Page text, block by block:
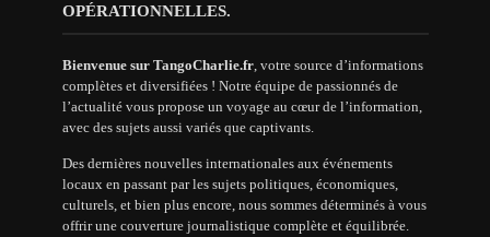
OPÉRATIONNELLES.
Bienvenue sur TangoCharlie.fr, votre source d’informations
complètes et diversifiées ! Notre équipe de passionnés de
l’actualité vous propose un voyage au cœur de l’information,
avec des sujets aussi variés que captivants.
Des dernières nouvelles internationales aux événements
locaux en passant par les sujets politiques, économiques,
culturels, et bien plus encore, nous sommes déterminés à vous
offrir une couverture journalistique complète et équilibrée.